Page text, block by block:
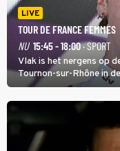
LIVE
TOUR DE FRANCE FEMMES
NU 15:45 - 18:00· SPORT
Vlak is het nergens op
Tournon-sur-Rhône in
kans voor Nienke